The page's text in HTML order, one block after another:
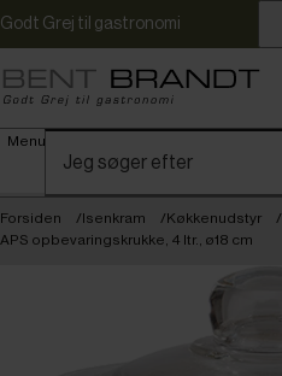
Godt Grej til gastronomi
Menu
Forsiden Isenkram Køkkenudstyr
APS opbevaringskrukke, 4 ltr., ø18 cm